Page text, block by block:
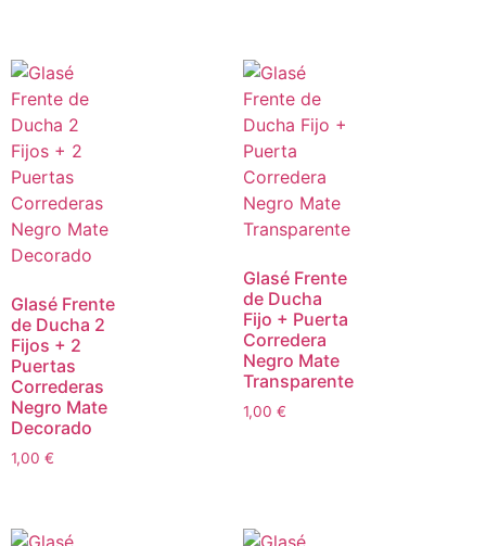
Glasé Frente
de Ducha 2
Fijos + 2
Puertas
Correderas
Negro Mate
Decorado
1,00 €
Glasé Frente
de Ducha
Fijo + Puerta
Corredera
Negro Mate
Transparente
1,00 €